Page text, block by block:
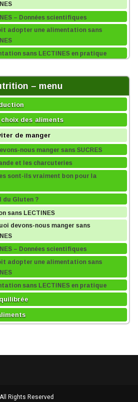
– Données scientifiques
adopter une alimentation sans
sans LECTINES en pratique
– menu
des aliments
de manger
nous manger sans SUCRES
et les charcuteries
sont-ils vraiment bon pour la
du Gluten ?
sans LECTINES
devons-nous manger sans
– Données scientifiques
adopter une alimentation sans
sans LECTINES en pratique
All Rights Reserved